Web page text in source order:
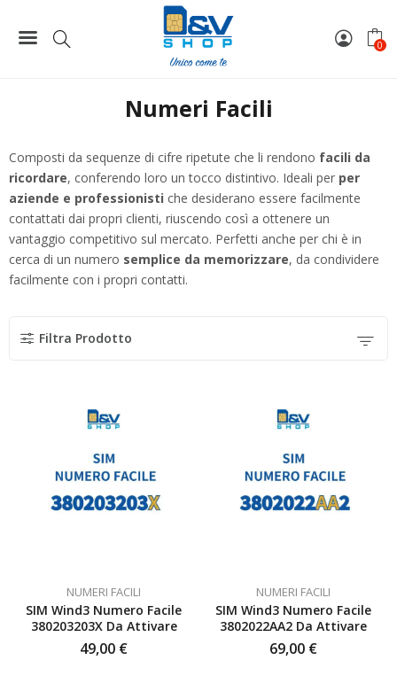
0
Pagina 65
Numeri Facili
Composti da sequenze di cifre ripetute che li rendono facili da
ricordare, conferendo loro un tocco distintivo. Ideali per per
aziende e professionisti che desiderano essere facilmente
contattati dai propri clienti, riuscendo così a ottenere un
vantaggio competitivo sul mercato. Perfetti anche per chi è in
cerca di un numero semplice da memorizzare, da condividere
facilmente con i propri contatti.
Filtra Prodotto
NUMERI FACILI
SIM Wind3 Numero Facile
380203203X Da Attivare
49,00 €
NUMERI FACILI
SIM Wind3 Numero Facile
3802022AA2 Da Attivare
69,00 €